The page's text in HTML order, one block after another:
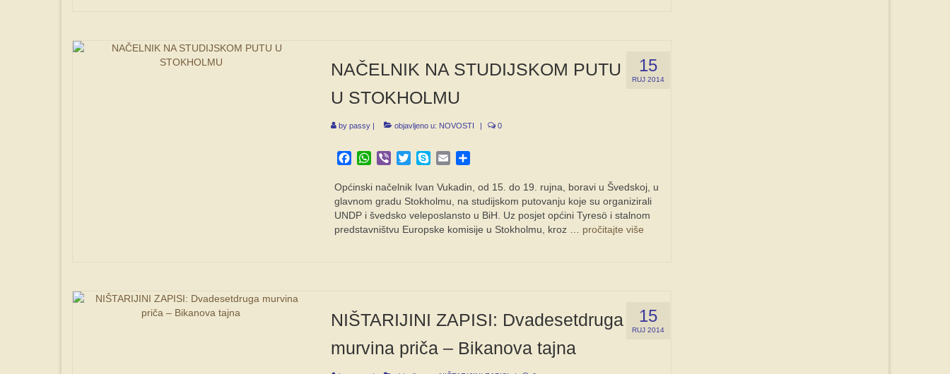
15
RUJ 2014
NAČELNIK NA STUDIJSKOM PUTU
U STOKHOLMU
by passy| objavljeno u: NOVOSTI | 0
Facebook
WhatsApp
Viber TwitterSkypeEmail
Općinski načelnik Ivan Vukadin, od 15. do 19. rujna, boravi u Švedskoj, u
glavnom gradu Stokholmu, na studijskom putovanju koje su organizirali
UNDP i švedsko veleposlansto u BiH. Uz posjet općini Tyresö i stalnom
predstavništvu Europske komisije u Stokholmu, kroz … pročitajte više
15
RUJ 2014
NIŠTARIJINI ZAPISI: Dvadesetdruga
murvina priča – Bikanova tajna